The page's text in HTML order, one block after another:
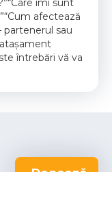
afectează
partenerul sau
întrebări vă va
Donează